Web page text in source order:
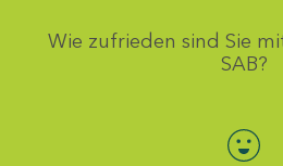
Wie zufrieden sind Sie
SAB?